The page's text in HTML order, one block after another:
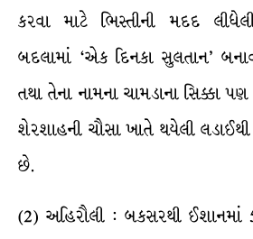
કરવા માટે ભિસ્તીની મદદ
બદલામાં ‘એક દિનકા સુલતાન’
તથા તેના નામના ચામડાના સિક્કા
શેરશાહની ચૌસા ખાતે થયેલી
છે.
(2) અહિરૌલી : બકસરથી